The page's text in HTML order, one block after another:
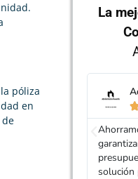
póliza
en
La
seguro y
Adity no
seguro,
Es